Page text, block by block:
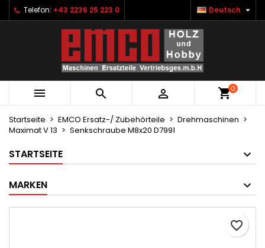
Telefon: +43 2236 25 223 0 Deutsch 
   0
Startseite EMCO Ersatz-/ Zubehörteile
Drehmaschinen
Maximat V 13
Senkschraube M8x20 D7991
STARTSEITE
MARKEN
favorite_border
Ihre Wunschlisten ×
Neue Liste anlegen
Wunschliste erstellen ×
Name der Wunschliste
Abbrechen Wunschliste erstellen
Anmelden ×
Sie müssen angemeldet sein, um Artikel Ihrer
Wunschliste hinzufügen zu können.
Abbrechen Anmelden